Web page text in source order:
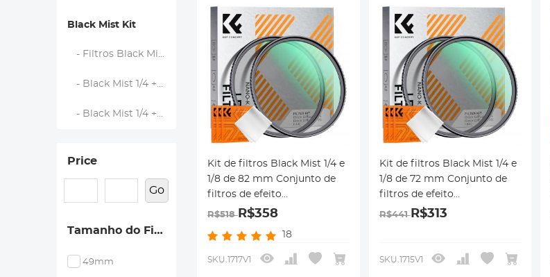
Black Mist Kit
- Filtros Black Mist 1/4 + 1/8
- Black Mist 1/4 + 1/8 - Série Nano Klear
- Black Mist 1/4 + CPL - Série Nano Klear
Price
Go
Tamanho do Filtro
49mm
Kit de filtros Black Mist 1/4 e
1/8 de 82 mm Conjunto de
filtros de efeito
cinematográfico de difusão
multicamada para lente de
câmera Nano-Klear
R$518R$358
18
SKU.1717V1
Kit de filtros Black Mist 1/4 e
1/8 de 72 mm Conjunto de
filtros de efeito
cinematográfico de difusão
câmera Nano-Klear
R$441R$313
SKU.1715V1